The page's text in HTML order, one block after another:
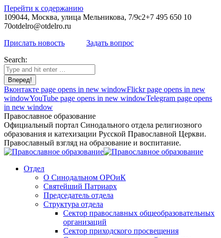
Перейти к содержанию
109044, Москва, улица Мельникова, 7/9с2+7 495 650 10
70otdelro@otdelro.ru
Прислать новость
Задать вопрос
Search:
Вконтакте page opens in new windowFlickr page opens in new
windowYouTube page opens in new windowTelegram page opens
in new window
Православное образование
Официальный портал Синодального отдела религиозного
образования и катехизации Русской Православной Церкви.
Православный взгляд на образование и воспитание.
Отдел
О Синодальном ОРОиК
Святейший Патриарх
Председатель отдела
Структура отдела
Сектор православных общеобразовательных
организаций
Сектор приходского просвещения